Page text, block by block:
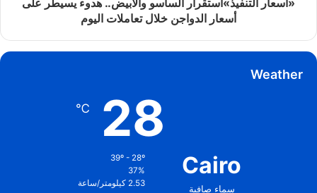
أسعار الدواجن خلال تعاملات اليوم
Weather
Cairo
سماء صافية
28
℃
37%
2.53 كيلومتر/ساعة